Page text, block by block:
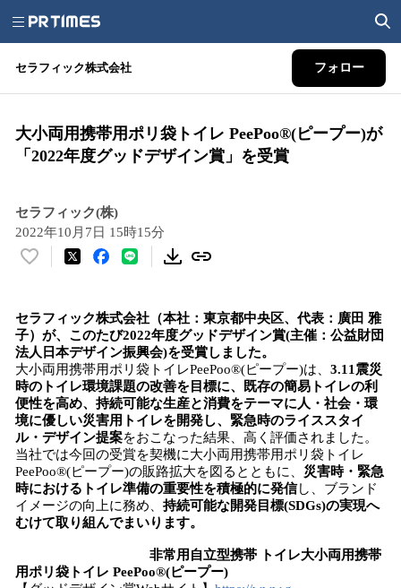
セラフィック株式会社 フォロー
大小両用携帯用ポリ袋トイレ PeePoo®︎(ピープー)が
「2022年度グッドデザイン賞」を受賞
セラフィック(株)
2022年10月7日 15時15分
い
！
数
を
読
み
込
み
中
で
す
セラフィック株式会社（本社：東京都中央区、代表： 廣田 雅
子） が、 このたび2022年度グッドデザイン賞(主催：公益財団
法人日本デザイン振興会)を受賞しました。
大小両用携帯用ポリ袋トイレPeePoo®︎(ピープー)は、 3.11 震災
時のトイレ環境課題の改善を目標に、
既存の簡易トイレの利
便性を高め、持続可能な生産と消費をテーマに 人・社会・環
境に優しい災害用トイレを開発し、緊急時のライススタイ
ル・デザイン提案をおこなった結果、高く評価されました。
当社では今回の受賞を契機に大小両用携帯用ポリ袋トイレ
PeePoo®︎(ピープー)の販路拡大を図るとともに、 災害時・緊急
時におけるトイレ準備の重要性を積極的に発信し、ブランド
イメージの向上に務め、 持続可能な開発目標(SDGs)の実現へ
むけて取り組んでまいります。
非常用自立型携帯 トイレ大小両用携帯
用ポリ袋トイレ PeePoo®(ピープー)